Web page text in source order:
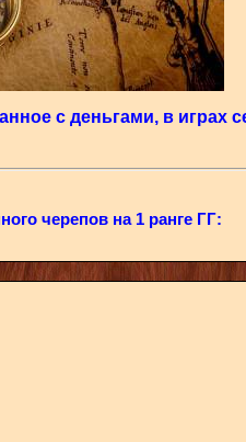
с деньгами, в играх
черепов на 1 ранге ГГ: